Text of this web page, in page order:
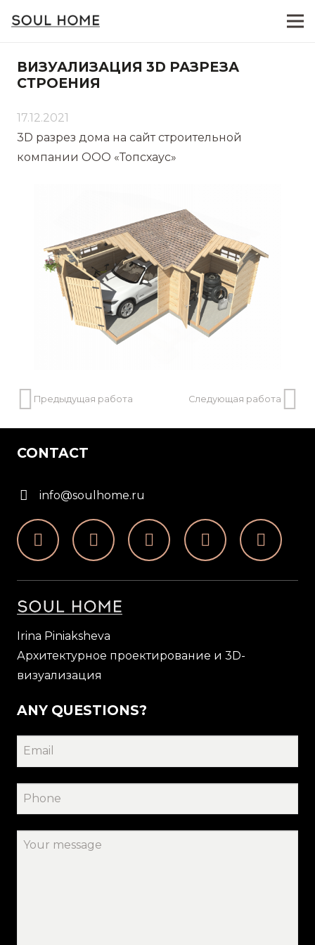
ВИЗУАЛИЗАЦИЯ 3D РАЗРЕЗА
СТРОЕНИЯ
17.12.2021
3D разрез дома на сайт строительной
компании ООО «Топсхаус»
Предыдущая работа Следующая работа
CONTACT
info@soulhome.ru
Irina Piniaksheva
Архитектурное проектирование и 3D-
визуализация
ANY QUESTIONS?